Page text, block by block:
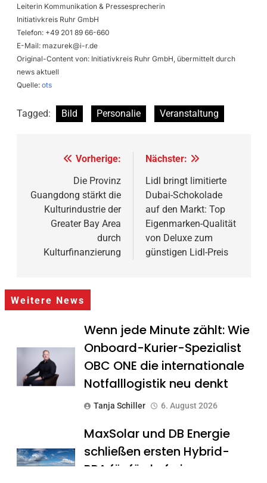
Leiterin Kommunikation & Pressesprecherin
Initiativkreis Ruhr GmbH
Telefon: +49 201 89 66-660
E-Mail: mazurek@i-r.de
Original-Content von: Initiativkreis Ruhr GmbH, übermittelt durch
news aktuell
Quelle: ots
Tagged: Bild Personalie Veranstaltung
Beitragsnavigation
Vorherige:
Die Provinz
Guangdong stärkt die
Kulturindustrie der
Greater Bay Area
durch
Kulturfinanzierung
Nächster:
Lidl bringt limitierte
Dubai-Schokolade
auf den Markt: Top
Eigenmarken-Qualität
von Deluxe zum
günstigen Lidl-Preis
Weitere News
Wenn jede Minute zählt: Wie
Onboard-Kurier-Spezialist
OBC ONE die internationale
Notfalllogistik neu denkt
Tanja Schiller 6. August 2026
MaxSolar und DB Energie
schließen ersten Hybrid-
PPA für förderfreie